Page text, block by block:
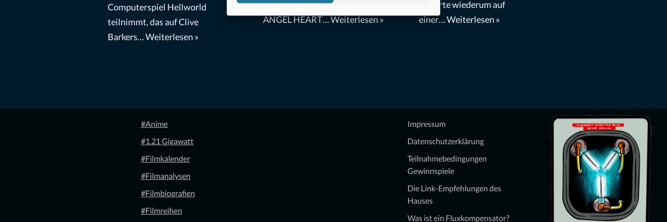
Computerspiel Hellworld
teilnimmt, das auf Clive
Barkers…Weiterlesen »
Vorbilder: die Hauptfigur ist wie in
ANGEL HEART…Weiterlesen »
basierte wiederum auf
einer…Weiterlesen »
#Anime
#1.21 Gigawatt
#Filmkalender
#Filmanalysen
#Filmbiografien
#Filmreihen
Impressum
Datenschutzerklärung
Teilnahmebedingungen
Gewinnspiele
Die Link-Empfehlungen des
Hauses
Was ist ein Fluxkompensator?